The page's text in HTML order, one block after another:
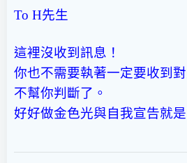
To H先生
這裡沒收到訊息！
你也不需要執著一定要收到
不幫你判斷了。
好好做金色光與自我宣告就是